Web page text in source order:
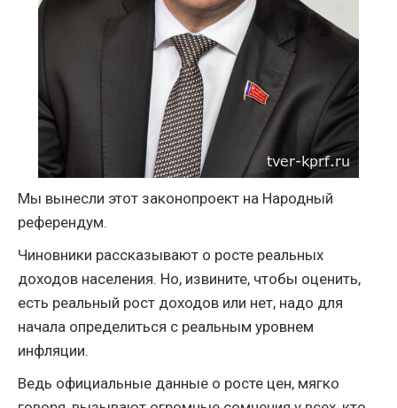
Мы вынесли этот законопроект на Народный
референдум.
Чиновники рассказывают о росте реальных
доходов населения. Но, извините, чтобы оценить,
есть реальный рост доходов или нет, надо для
начала определиться с реальным уровнем
инфляции.
Ведь официальные данные о росте цен, мягко